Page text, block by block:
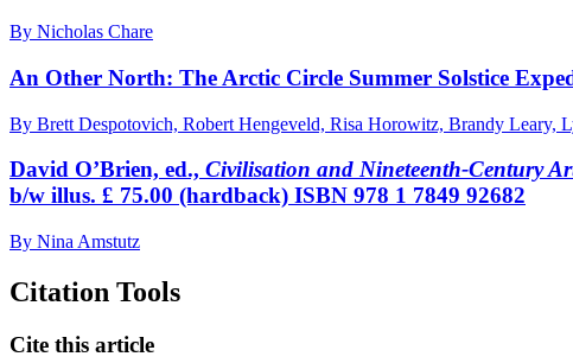
By Nicholas Chare
An Other North: The Arctic Circle Summer Solstice
By Brett Despotovich, Robert Hengeveld, Risa Horowitz, Brandy Leary,
David O’Brien, ed., Civilisation and Nineteenth-Century
b/w illus. £ 75.00 (hardback) ISBN 978 1 7849 92682
By Nina Amstutz
Citation Tools
Cite this article